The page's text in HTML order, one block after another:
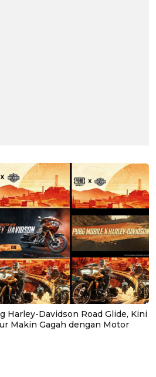
Harley-Davidson Road Glide, Kini
Makin Gagah dengan Motor